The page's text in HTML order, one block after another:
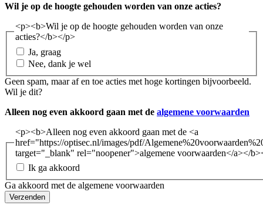
Wil je op de hoogte gehouden worden van onze acties?
<p><b>Wil je op de hoogte gehouden worden van onze
acties?</b></p>
Ja, graag
Nee, dank je wel
Geen spam, maar af en toe acties met hoge kortingen bijvoorbeeld.
Wil je dit?
Alleen nog even akkoord gaan met de algemene voorwaarden
<p><b>Alleen nog even akkoord gaan met de <a
href="https://optisec.nl/images/pdf/
target="_blank" rel="noopener">algemene voorwaarden</a></
Ik ga akkoord
Ga akkoord met de algemene voorwaarden
Verzenden